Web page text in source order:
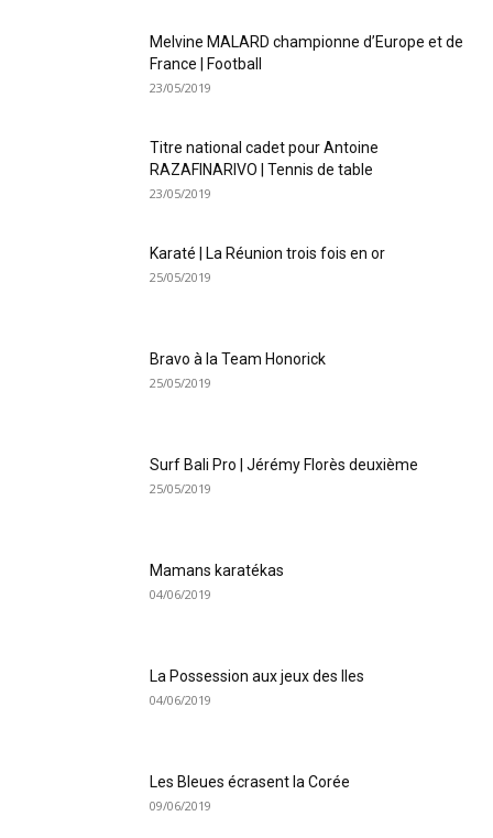
Melvine MALARD championne d’Europe et de
France | Football
23/05/2019
Titre national cadet pour Antoine
RAZAFINARIVO | Tennis de table
23/05/2019
Karaté | La Réunion trois fois en or
25/05/2019
Bravo à la Team Honorick
25/05/2019
Surf Bali Pro | Jérémy Florès deuxième
25/05/2019
Mamans karatékas
04/06/2019
La Possession aux jeux des Iles
04/06/2019
Les Bleues écrasent la Corée
09/06/2019